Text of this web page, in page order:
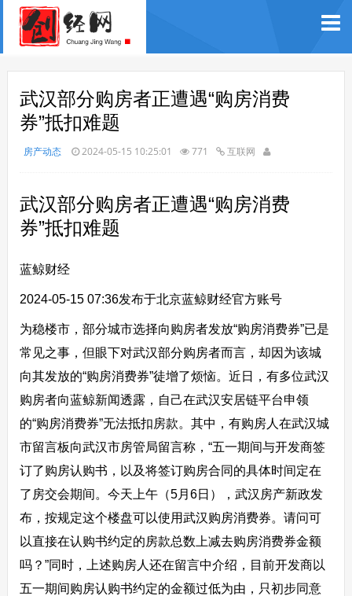
武汉部分购房者正遭遇“购房消费
券”抵扣难题
房产动态 2024-05-15 10:25:01 771 互联网
武汉部分购房者正遭遇“购房消费
券”抵扣难题
蓝鲸财经
2024-05-15 07:36发布于北京蓝鲸财经官方账号
为稳楼市，部分城市选择向购房者发放“购房消费券”已是
常见之事，但眼下对武汉部分购房者而言，却因为该城
向其发放的“购房消费券”徒增了烦恼。近日，有多位武汉
购房者向蓝鲸新闻透露，自己在武汉安居链平台申领
的“购房消费券”无法抵扣房款。其中，有购房人在武汉城
市留言板向武汉市房管局留言称，“五一期间与开发商签
订了购房认购书，以及将签订购房合同的具体时间定在
了房交会期间。今天上午（5月6日），武汉房产新政发
布，按规定这个楼盘可以使用武汉购房消费券。请问可
以直接在认购书约定的房款总数上减去购房消费券金额
吗？”同时，上述购房人还在留言中介绍，目前开发商以
五一期间购房认购书约定的金额过低为由，只初步同意